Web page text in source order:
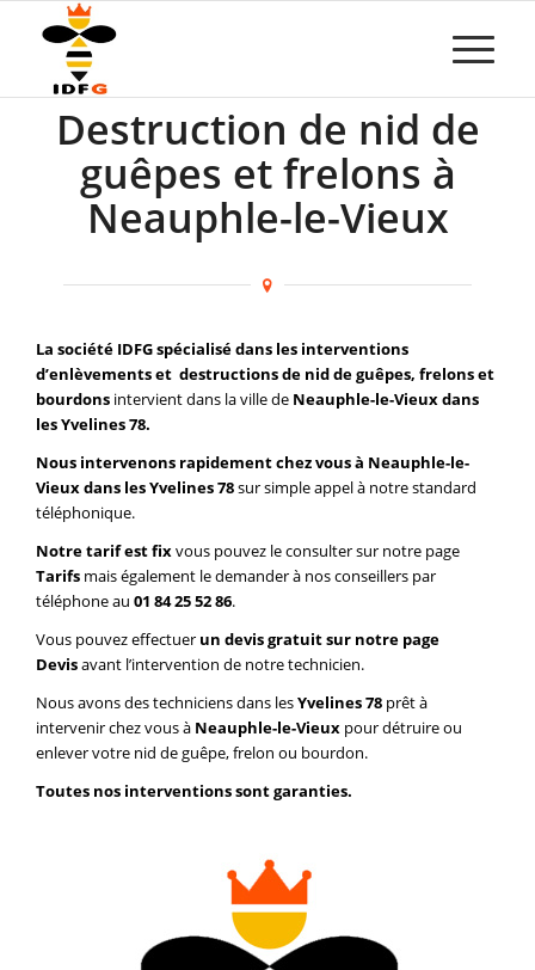
Destruction de nid de
guêpes et frelons à
Neauphle-le-Vieux
La société IDFG spécialisé dans les interventions
d’enlèvements et destructions de nid de guêpes, frelons et
bourdons intervient dans la ville de Neauphle-le-Vieux dans
les Yvelines 78.
Nous intervenons rapidement chez vous à Neauphle-le-
Vieux dans les Yvelines 78sur simple appel à notre standard
téléphonique.
Notre tarif est fixvous pouvez le consulter sur notre page
Tarifs mais également le demander à nos conseillers par
téléphone au 01 84 25 52 86.
Vous pouvez effectuer un devis gratuit sur notre page
Devisavant l’intervention de notre technicien.
Nous avons des techniciens dans lesYvelines 78 prêt à
intervenir chez vous à Neauphle-le-Vieux pour détruire ou
enlever votre nid de guêpe, frelon ou bourdon.
Toutes nos interventions sont garanties.